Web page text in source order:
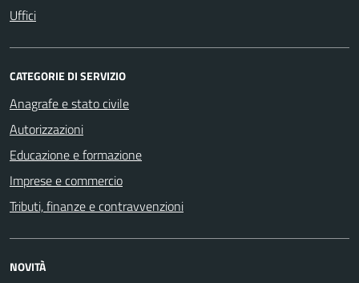
Uffici
CATEGORIE DI SERVIZIO
Anagrafe e stato civile
Autorizzazioni
Educazione e formazione
Imprese e commercio
Tributi, finanze e contravvenzioni
NOVITÀ